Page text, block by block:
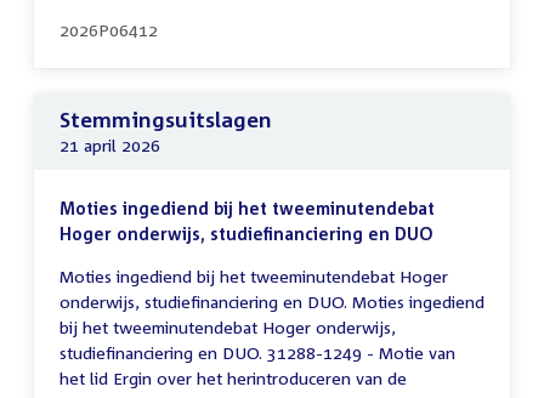
2026P06412
Stemmingsuitslagen
21 april 2026
Moties ingediend bij het tweeminutendebat
Hoger onderwijs, studiefinanciering en DUO
Moties ingediend bij het tweeminutendebat Hoger
onderwijs, studiefinanciering en DUO. Moties ingediend
bij het tweeminutendebat Hoger onderwijs,
studiefinanciering en DUO. 31288-1249 - Motie van
het lid Ergin over het herintroduceren van de